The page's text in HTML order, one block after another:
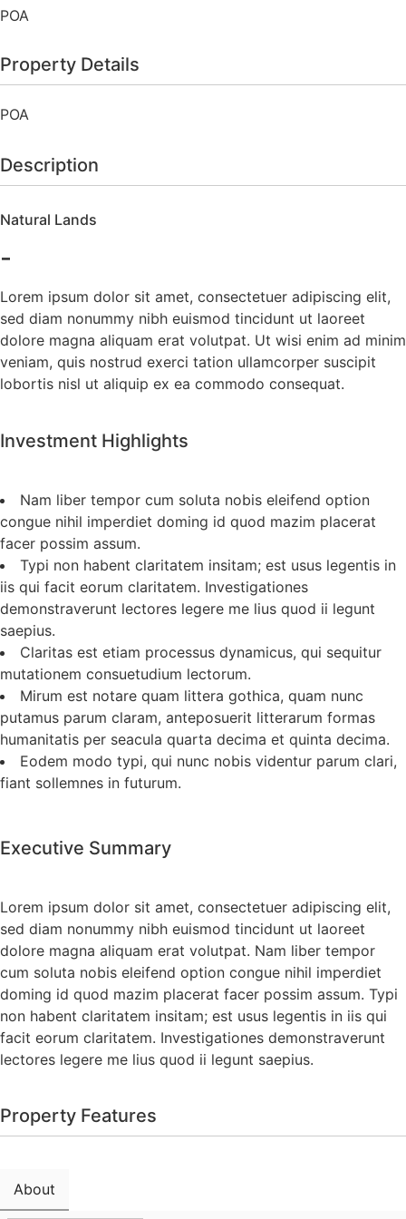
POA
Property Details
POA
Description
Natural Lands
-
Lorem ipsum dolor sit amet, consectetuer adipiscing elit,
sed diam nonummy nibh euismod tincidunt ut laoreet
dolore magna aliquam erat volutpat. Ut wisi enim ad minim
veniam, quis nostrud exerci tation ullamcorper suscipit
lobortis nisl ut aliquip ex ea commodo consequat.
Investment Highlights
Nam liber tempor cum soluta nobis eleifend option
congue nihil imperdiet doming id quod mazim placerat
facer possim assum.
Typi non habent claritatem insitam; est usus legentis in
iis qui facit eorum claritatem. Investigationes
demonstraverunt lectores legere me lius quod ii legunt
saepius.
Claritas est etiam processus dynamicus, qui sequitur
mutationem consuetudium lectorum.
Mirum est notare quam littera gothica, quam nunc
putamus parum claram, anteposuerit litterarum formas
humanitatis per seacula quarta decima et quinta decima.
Eodem modo typi, qui nunc nobis videntur parum clari,
fiant sollemnes in futurum.
Executive Summary
Lorem ipsum dolor sit amet, consectetuer adipiscing elit,
sed diam nonummy nibh euismod tincidunt ut laoreet
dolore magna aliquam erat volutpat. Nam liber tempor
cum soluta nobis eleifend option congue nihil imperdiet
doming id quod mazim placerat facer possim assum. Typi
non habent claritatem insitam; est usus legentis in iis qui
facit eorum claritatem. Investigationes demonstraverunt
lectores legere me lius quod ii legunt saepius.
Property Features
About